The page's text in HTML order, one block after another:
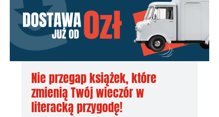
Nie przegap książek, które
zmienią Twój wieczór w
literacką przygodę!